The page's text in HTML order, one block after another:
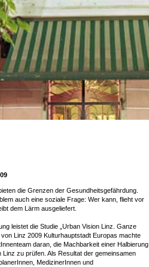
die Grenzen der Gesundheitsgefährdung.
auch eine soziale Frage: Wer kann, flieht vor
dem Lärm ausgeliefert.
leistet die Studie „Urban Vision Linz. Ganze
Linz 2009 Kulturhauptstadt Europas machte
daran, die Machbarkeit einer Halbierung
zu prüfen. Als Resultat der gemeinsamen
MedizinerInnen und